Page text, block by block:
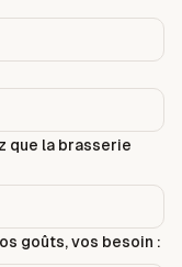
que la brasserie
goûts, vos besoin :